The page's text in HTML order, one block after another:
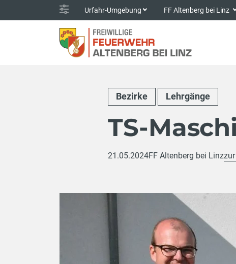
Urfahr-Umgebung FF Altenberg bei Linz
Bezirke Lehrgänge
TS-
21.05.2024FF Altenberg bei Linz